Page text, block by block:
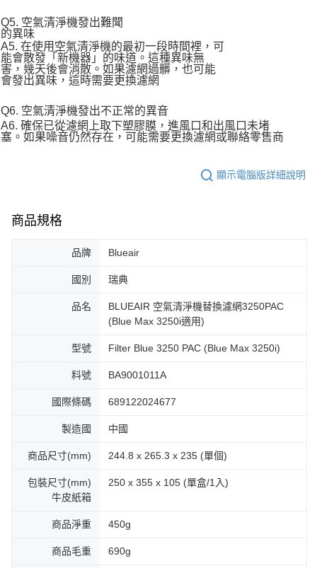
Q5. 空氣清淨機發出難聞
的異味
A5. 在使用空氣清淨機的最初一段時間裡，可
能會散發「新機器」的味道。這種異味無
害，幾天後會消散。如果濾網過髒，也可能
會發出異味，這時需要更換濾網
Q6. 空氣清淨機發出不正常的異音
A6. 確保已從濾網上取下塑膠膜，進風口和出風口未堵
塞。如果噪音仍然存在，可能需要更換濾網或聯絡零售商
顯示電腦版詳細說明
商品規格
品牌 Blueair
國別 瑞典
品名
BLUEAIR 空氣清淨機替換濾網3250PAC
(Blue Max 3250i適用)
型號 Filter Blue 3250 PAC (Blue Max 3250i)
料號 BA9001011A
國際條碼 689122024677
製造國 中國
商品尺寸(mm) 244.8 x 265.3 x 235 (單個)
包裝尺寸(mm)
牛皮紙箱
250 x 355 x 105 (單盒/1入)
商品淨重 450g
商品毛重 690g